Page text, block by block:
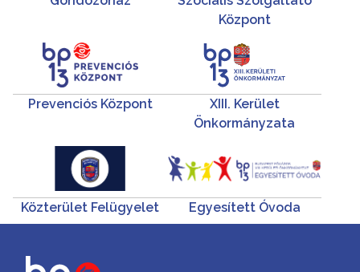
Központ
Prevenciós Központ
XIII. Kerület
Önkormányzata
Közterület Felügyelet Egyesített Óvoda